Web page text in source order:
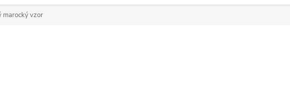
marocký vzor